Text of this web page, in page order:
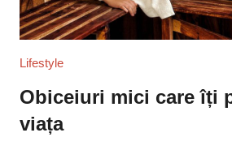
Lifestyle
Obiceiuri mici care îți
viața